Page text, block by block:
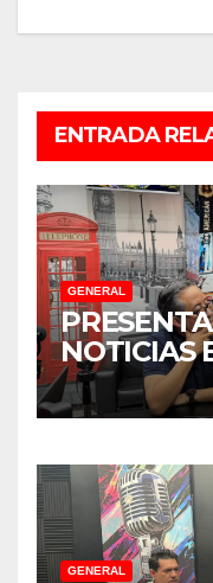
ENTRADA
GENERAL
NOTICIAS
GENERAL